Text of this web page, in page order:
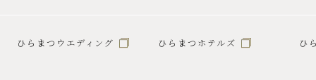
ひらまつウエディング ひらまつホテルズ ひ